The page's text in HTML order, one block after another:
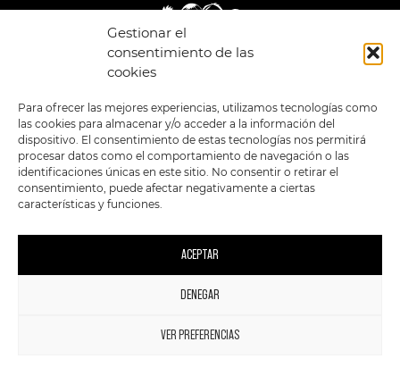
Gestionar el
consentimiento de las
cookies
Para ofrecer las mejores experiencias, utilizamos tecnologías como
las cookies para almacenar y/o acceder a la información del
dispositivo. El consentimiento de estas tecnologías nos permitirá
procesar datos como el comportamiento de navegación o las
identificaciones únicas en este sitio. No consentir o retirar el
consentimiento, puede afectar negativamente a ciertas
características y funciones.
ACEPTAR
DENEGAR
VER PREFERENCIAS
LEGAL
POLÍTICA DE
PRIVACIDAD
TÉRMINOS Y
CONDICIONES
GENERALES DE LA
POLÍTICA DE COOKIES
ENLACES
TIENDA
ESTILOS
FORMATOS
PREVENTAS
OFERTAS
MERCHANDISING